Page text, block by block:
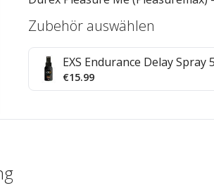
Zubehör auswählen
EXS Endurance Delay Spray
€15.99